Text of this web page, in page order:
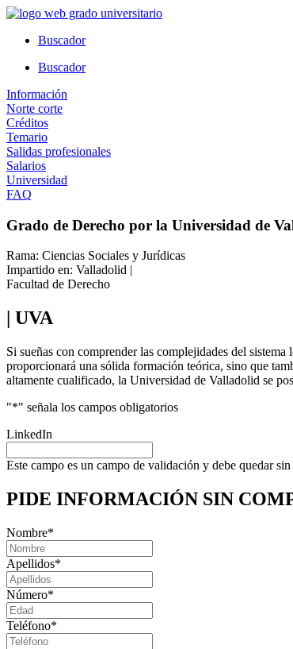
Ir
contenidoBuscador
Buscador
Información
Norte corte
Créditos
Temario
Salidas profesionales
Salarios
Universidad
FAQ
Grado de Derecho por la Universidad de
Rama: Ciencias Sociales y Jurídicas
Impartido en: Valladolid |
Facultad de Derecho
| UVA
Si sueñas con comprender las complejidades del
proporcionará una sólida formación teórica, sino que
altamente cualificado, la Universidad de Valladolid se
"*" señala los campos obligatorios
LinkedIn
Este campo es un campo de validación y debe quedar
PIDE INFORMACIÓN SIN
Nombre*
Apellidos*
Número*
Teléfono*